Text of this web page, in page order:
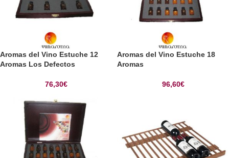
Aromas del Vino Estuche 12
Aromas Los Defectos
76,30€
Aromas del Vino Estuche 18
Aromas
96,60€